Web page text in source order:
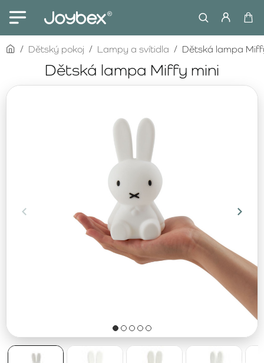
Dětská lampa Miffy mini
homeDětský pokoj Lampy a svítidla Dětská lampa